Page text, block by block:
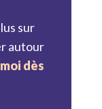
sur
autour
dès